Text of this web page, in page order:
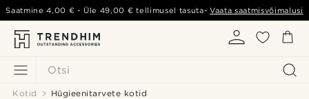
Otsi
Saatmine4,00 € - Üle 49,00 € tellimusel tasuta-Vaata saatmisvõimalusi
Kotid Hügieenitarvete kotid